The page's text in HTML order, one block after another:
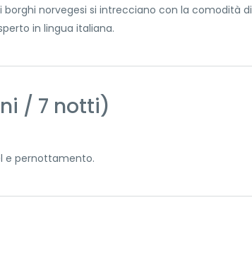
norvegesi si intrecciano con la comodità di
in lingua italiana.
/ 7 notti)
e pernottamento.